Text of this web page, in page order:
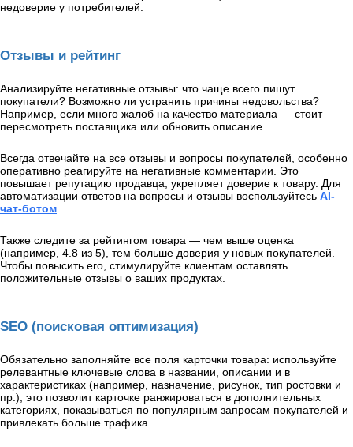
недоверие у потребителей.
Отзывы и рейтинг
Анализируйте негативные отзывы: что чаще всего пишут
покупатели? Возможно ли устранить причины недовольства?
Например, если много жалоб на качество материала — стоит
пересмотреть поставщика или обновить описание.
Всегда отвечайте на все отзывы и вопросы покупателей, особенно
оперативно реагируйте на негативные комментарии. Это
повышает репутацию продавца, укрепляет доверие к товару. Для
автоматизации ответов на вопросы и отзывы воспользуйтесь AI-
чат-ботом
Также следите за рейтингом товара — чем выше оценка
(например, 4.8 из 5), тем больше доверия у новых покупателей.
Чтобы повысить его, стимулируйте клиентам оставлять
положительные отзывы о ваших продуктах.
SEO (поисковая оптимизация)
Обязательно заполняйте все поля карточки товара: используйте
релевантные ключевые слова в названии, описании и в
характеристиках (например, назначение, рисунок, тип ростовки и
пр.), это позволит карточке ранжироваться в дополнительных
категориях, показываться по популярным запросам покупателей и
привлекать больше трафика.